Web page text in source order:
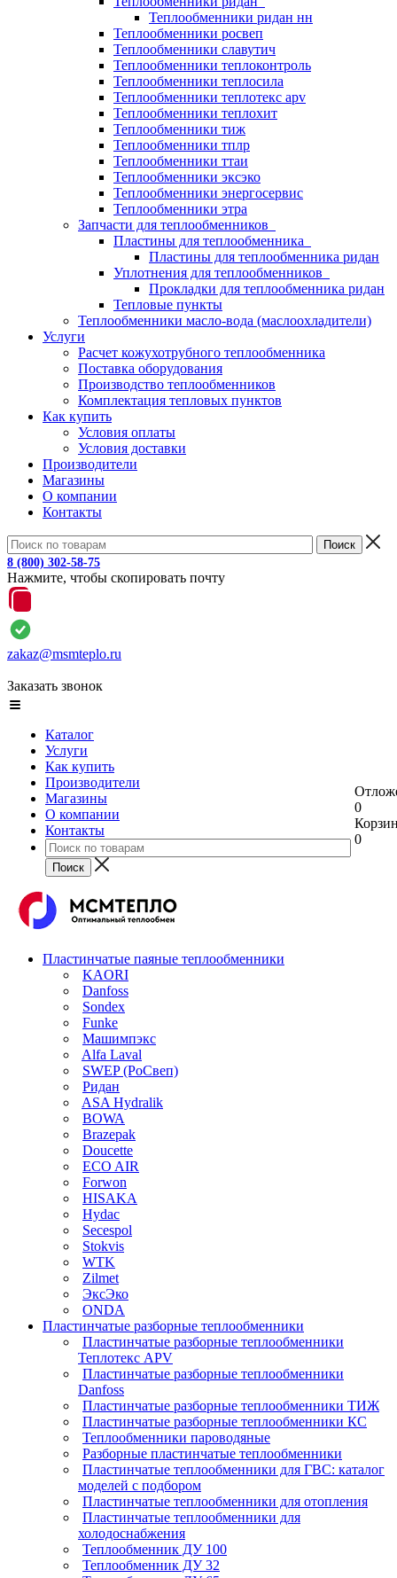
Теплообменники ридан нн
Теплообменники росвеп
Теплообменники славутич
Теплообменники теплоконтроль
Теплообменники теплосила
Теплообменники теплотекс apv
Теплообменники теплохит
Теплообменники тиж
Теплообменники тплр
Теплообменники ттаи
Теплообменники эксэко
Теплообменники энергосервис
Теплообменники этра
Запчасти для теплообменников
Пластины для теплообменника
Пластины для теплообменника ридан
Уплотнения для теплообменников
Прокладки для теплообменника ридан
Тепловые пункты
Теплообменники масло-вода (маслоохладители)
Услуги
Расчет кожухотрубного теплообменника
Поставка оборудования
Производство теплообменников
Комплектация тепловых пунктов
Как купить
Условия оплаты
Условия доставки
Производители
Магазины
О компании
Контакты
8 (800) 302-58-75
Нажмите, чтобы скопировать почту
zakaz@msmteplo.ru
Заказать звонок
Каталог
Услуги
Как купить
Производители
Магазины
О компании
Контакты
0
0
Пластинчатые паяные теплообменники
KAORI
Danfoss
Sondex
Funke
Машимпэкс
Alfa Laval
SWEP (РоСвеп)
Ридан
ASA Hydralik
BOWA
Brazepak
Doucette
ECO AIR
Forwon
HISAKA
Hydac
Secespol
Stokvis
WTK
Zilmet
ЭксЭко
ONDA
Пластинчатые разборные теплообменники
Пластинчатые разборные теплообменники
Теплотекс APV
Пластинчатые разборные теплообменники
Danfoss
Пластинчатые разборные теплообменники ТИЖ
Пластинчатые разборные теплообменники КC
Теплообменники пароводяные
Разборные пластинчатые теплообменники
Пластинчатые теплообменники для ГВС: каталог
моделей с подбором
Пластинчатые теплообменники для отопления
Пластинчатые теплообменники для
холодоснабжения
Теплообменник ДУ 100
Теплообменник ДУ 32